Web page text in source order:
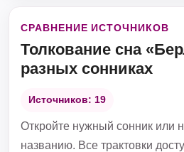
СРАВНЕНИЕ ИСТОЧНИКОВ
Толкование сна
разных сонниках
Источников: 19
Откройте нужный сонник или
названию. Все трактовки